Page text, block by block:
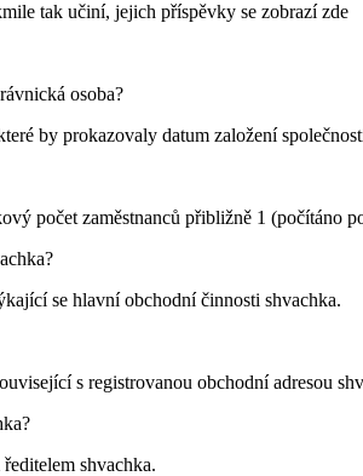
tak učiní, jejich příspěvky se zobrazí zde
osoba?
by prokazovaly datum založení
počet zaměstnanců přibližně 1 (počítáno
?
se hlavní obchodní činnosti shvachka.
s registrovanou obchodní adresou
?
shvachka.